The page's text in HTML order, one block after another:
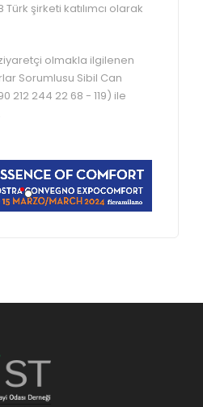
şirketi katılımcı olarak
ziyaretçi olmakla ilgilenen
Sorumlusu Sibil Can
212 244 22 68 - 119) ile